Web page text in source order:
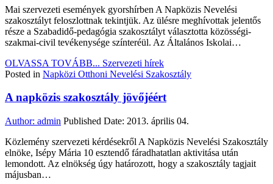
Mai szervezeti események gyorshírben A Napközis Nevelési
szakosztályt feloszlottnak tekintjük. Az ülésre meghívottak jelentős
része a Szabadidő-pedagógia szakosztályt választotta közösségi-
szakmai-civil tevékenysége színteréül. Az Általános Iskolai…
OLVASSA TOVÁBB... Szervezeti hírek
Posted in Napközi Otthoni Nevelési Szakosztály
A napközis szakosztály jövőjéért
Author: admin Published Date: 2013. április 04.
Közlemény szervezeti kérdésekről A Napközis Nevelési Szakosztály
elnöke, Isépy Mária 10 esztendő fáradhatatlan aktivitása után
lemondott. Az elnökség úgy határozott, hogy a szakosztály tagjait
májusban…